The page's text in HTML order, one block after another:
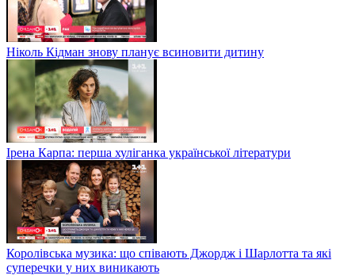
Ніколь Кідман знову планує всиновити дитину
Ірена Карпа: перша хуліганка української літератури
Королівська музика: що співають Джордж і Шарлотта та які
суперечки у них виникають